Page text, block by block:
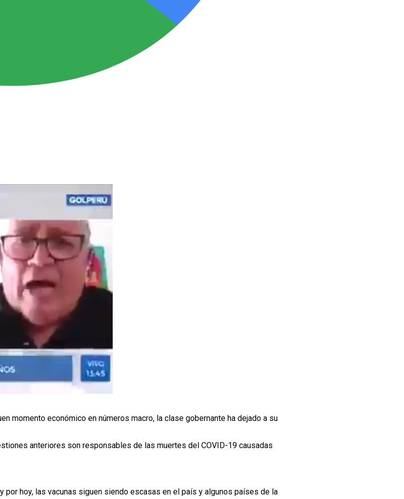
momento económico en números macro, la clase gobernante ha dejado a su
anteriores son responsables de las muertes del COVID-19 causadas
por hoy, las vacunas siguen siendo escasas en el país y algunos países de la